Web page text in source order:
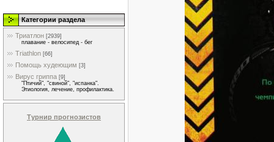
Категории раздела
Триатлон [2939]
плавание - велосипед - бег
Triathlon [66]
Помощь худеющим [3]
Вирус гриппа [9]
"Птичий", "свиной", "испанка".
Этиология, лечение, профилактика.
Турнир прогнозистов